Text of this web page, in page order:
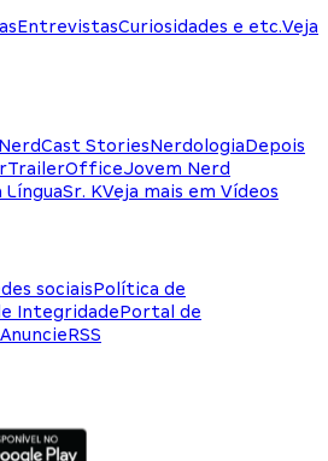
EntrevistasCuriosidades e etc.Veja
NerdCast StoriesNerdologiaDepois
TrailerOfficeJovem Nerd
LínguaSr. KVeja mais em Vídeos
sociaisPolítica de
IntegridadePortal de
AnuncieRSS